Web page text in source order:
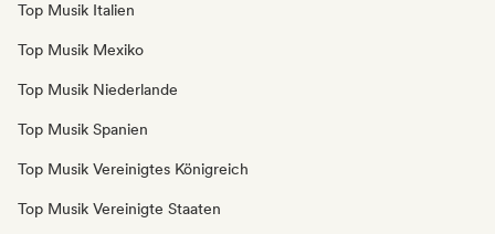
Top Musik Italien
Top Musik Mexiko
Top Musik Niederlande
Top Musik Spanien
Top Musik Vereinigtes Königreich
Top Musik Vereinigte Staaten